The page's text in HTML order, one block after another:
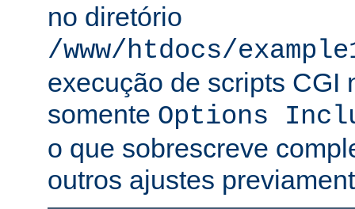
no diretório
/www/htdocs/
execução de scripts CGI
somente Options
o que sobrescreve
outros ajustes